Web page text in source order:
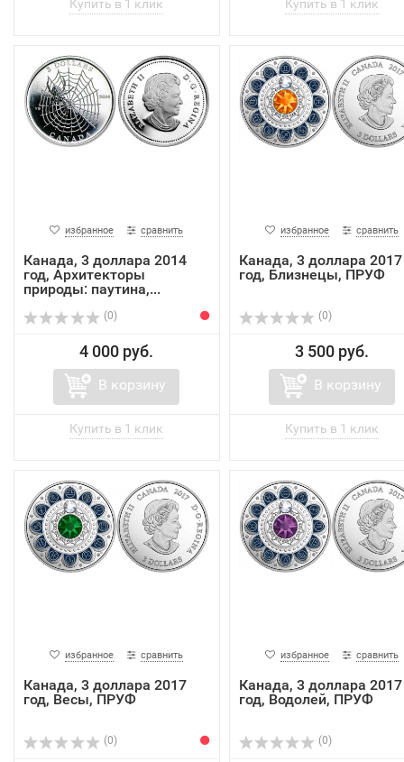
избранное сравнить
Канада, 3 доллара 2014
год, Архитекторы
природы: паутина,...
(0)
4 000 руб.
В корзину
избранное сравнить
Канада, 3 доллара 2017
год, Близнецы, ПРУФ
(0)
3 500 руб.
В корзину
избранное сравнить
Канада, 3 доллара 2017
год, Весы, ПРУФ
(0)
избранное сравнить
Канада, 3 доллара 2017
год, Водолей, ПРУФ
(0)